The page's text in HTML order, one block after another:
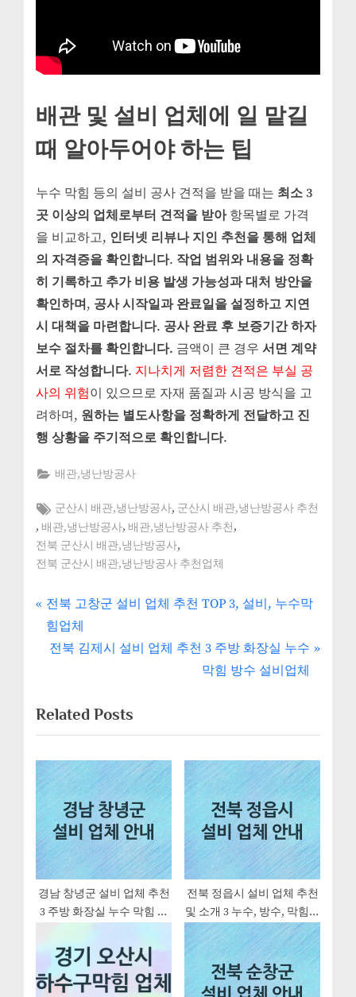
배관 및 설비 업체에 일 맡길
때 알아두어야 하는 팁
누수 막힘 등의 설비 공사 견적을 받을 때는 최소 3
곳 이상의 업체로부터 견적을 받아항목별로 가격
을 비교하고, 인터넷 리뷰나 지인 추천을 통해 업체
의 자격증을 확인합니다. 작업 범위와 내용을 정확
히 기록하고 추가 비용 발생 가능성과 대처 방안을
확인하며, 공사 시작일과 완료일을 설정하고 지연
시 대책을 마련합니다. 공사 완료 후 보증기간 하자
보수 절차를 확인합니다. 금액이 큰 경우 서면 계약
서로 작성합니다. 지나치게 저렴한 견적은 부실 공
사의 위험이 있으므로 자재 품질과 시공 방식을 고
려하며, 원하는 별도사항을 정확하게 전달하고 진
행 상황을 주기적으로 확인합니다.
배관,냉난방공사
Tags:
군산시 배관,냉난방공사, 군산시 배관,냉난방공사 추천
, 배관,냉난방공사, 배관,냉난방공사 추천,
전북 군산시 배관,냉난방공사,
전북 군산시 배관,냉난방공사 추천업체
글
내
게
이
션
P
r
e
o
u
s
P
:
전북 고창군 설비 업체 추천 TOP 3, 설비, 누수막
힘업체
N
t
P
o
s
전북 김제시 설비 업체 추천 3 주방 화장실 누수
막힘 방수 설비업체
Related Posts
경남 창녕군 설비 업체 추천
3 주방 화장실 누수 막힘 방
전북 정읍시 설비 업체 추천
및 소개 3 누수, 방수, 막힘설
비업체